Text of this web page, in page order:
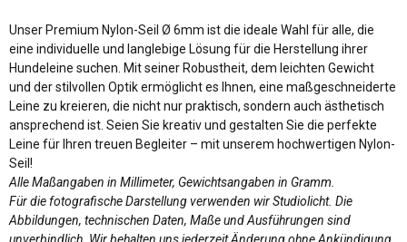
Unser Premium Nylon-Seil Ø 6mm ist die ideale Wahl für alle, die
eine individuelle und langlebige Lösung für die Herstellung ihrer
Hundeleine suchen. Mit seiner Robustheit, dem leichten Gewicht
und der stilvollen Optik ermöglicht es Ihnen, eine maßgeschneiderte
Leine zu kreieren, die nicht nur praktisch, sondern auch ästhetisch
ansprechend ist. Seien Sie kreativ und gestalten Sie die perfekte
Leine für Ihren treuen Begleiter – mit unserem hochwertigen Nylon-
Seil!
Alle Maßangaben in Millimeter, Gewichtsangaben in Gramm.
Für die fotografische Darstellung verwenden wir Studiolicht. Die
Abbildungen, technischen Daten, Maße und Ausführungen sind